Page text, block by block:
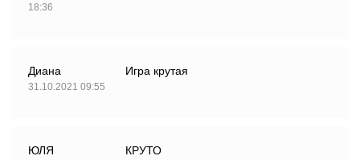
18:36
Диана
31.10.2021 09:55
Игра крутая
ЮЛЯ КРУТО